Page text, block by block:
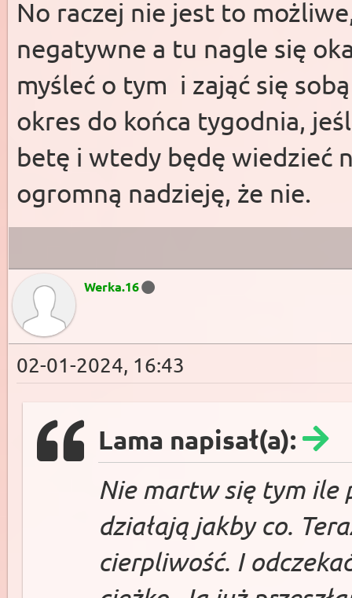
No raczej nie jest to
negatywne a tu nagle się
myśleć o tym i zająć się
okres do końca tygodnia,
betę i wtedy będę wiedzieć
ogromną nadzieję, że nie.
Werka.16
02-01-2024, 16:43
Lama napisał(a):
Nie martw się tym ile
działają jakby co.
cierpliwość. I